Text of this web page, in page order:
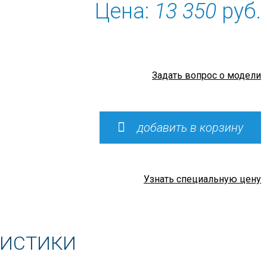
Цена: 13 350руб.
Задать вопрос о модели
добавить в корзину
Узнать специальную цену